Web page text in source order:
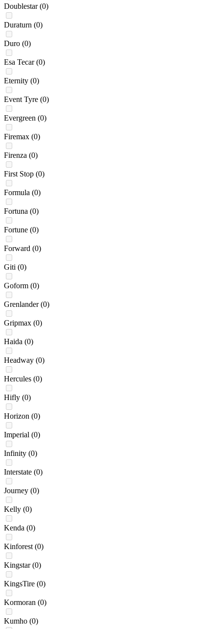
Doublestar (0)
Duraturn (0)
Duro (0)
Esa Tecar (0)
Eternity (0)
Event Tyre (0)
Evergreen (0)
Firemax (0)
Firenza (0)
First Stop (0)
Formula (0)
Fortuna (0)
Fortune (0)
Forward (0)
Giti (0)
Goform (0)
Grenlander (0)
Gripmax (0)
Haida (0)
Headway (0)
Hercules (0)
Hifly (0)
Horizon (0)
Imperial (0)
Infinity (0)
Interstate (0)
Journey (0)
Kelly (0)
Kenda (0)
Kinforest (0)
Kingstar (0)
KingsTire (0)
Kormoran (0)
Kumho (0)